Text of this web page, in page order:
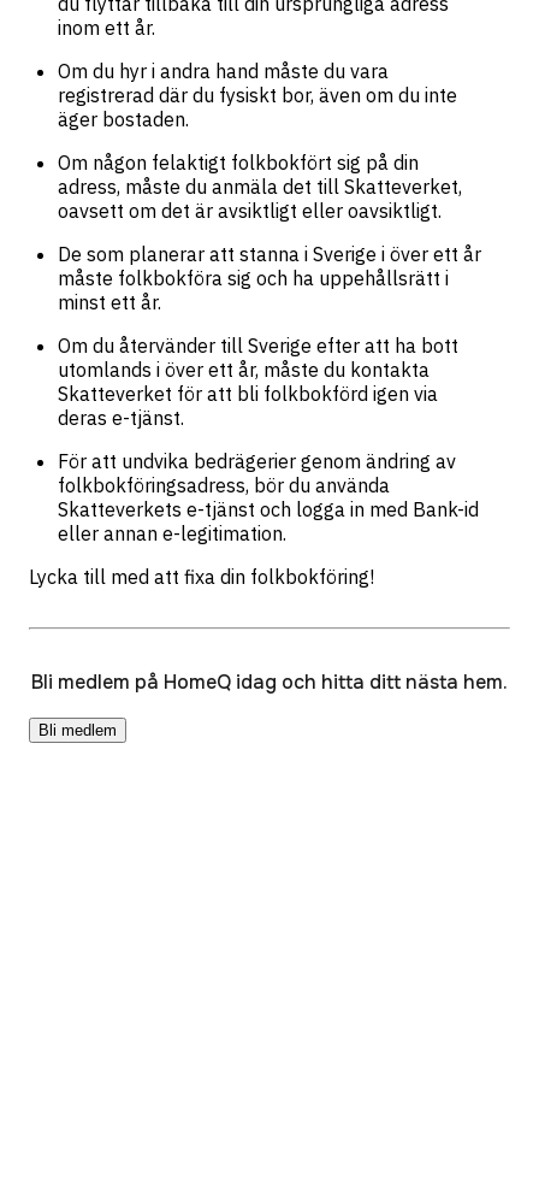
inom ett år.
Om du hyr i andra hand måste du vara
registrerad där du fysiskt bor, även om du inte
äger bostaden.
Om någon felaktigt folkbokfört sig på din
adress, måste du anmäla det till Skatteverket,
oavsett om det är avsiktligt eller oavsiktligt.
De som planerar att stanna i Sverige i över ett år
måste folkbokföra sig och ha uppehållsrätt i
minst ett år.
Om du återvänder till Sverige efter att ha bott
utomlands i över ett år, måste du kontakta
Skatteverket för att bli folkbokförd igen via
deras e-tjänst.
För att undvika bedrägerier genom ändring av
folkbokföringsadress, bör du använda
Skatteverkets e-tjänst och logga in med Bank-id
eller annan e-legitimation.
Lycka till med att fixa din folkbokföring!
Bli medlem på HomeQ idag och hitta ditt nästa hem.
Bli medlem